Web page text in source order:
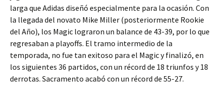
larga que Adidas diseñó especialmente para la ocasión. Con
la llegada del novato Mike Miller (posteriormente Rookie
del Año), los Magic lograron un balance de 43-39, por lo que
regresaban a playoffs. El tramo intermedio de la
temporada, no fue tan exitoso para el Magic y finalizó, en
los siguientes 36 partidos, con un récord de 18 triunfos y 18
derrotas. Sacramento acabó con un récord de 55-27.